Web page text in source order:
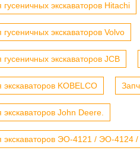
гусеничных экскаваторов Hitachi
гусеничных экскаваторов Volvo
гусеничных экскаваторов JCB
экскаваторов KOBELCO
экскаваторов John Deere.
экскаваторов ЭО-4121 / ЭО-